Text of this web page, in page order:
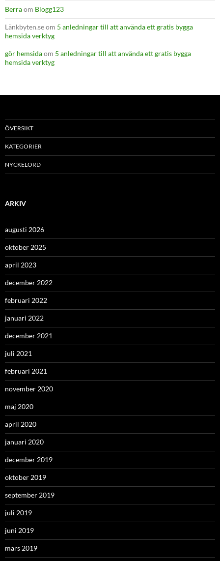
Berraom Blogg123
Länkbyten.seom 5 anledningar till att använda ett gratis bygga
hemsida verktyg
gör hemsidaom 5 anledningar till att använda ett gratis bygga
hemsida verktyg
ÖVERSIKT
KATEGORIER
NYCKELORD
ARKIV
augusti 2026
oktober 2025
april 2023
december 2022
februari 2022
januari 2022
december 2021
juli 2021
februari 2021
november 2020
maj 2020
april 2020
januari 2020
december 2019
oktober 2019
september 2019
juli 2019
juni 2019
mars 2019